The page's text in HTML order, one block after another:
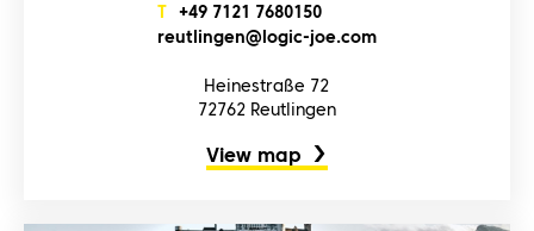
T +4‌9‌ 7‌1‌2‌1‌ 7‌6‌8‌0‌1‌5‌0‌
r‌e‌u‌t‌l‌i‌n‌g‌e‌n‌@l‌o‌g‌i‌c‌-j‌o‌e‌.c‌o‌m‌
Heinestraße 72
72762 Reutlingen
View map